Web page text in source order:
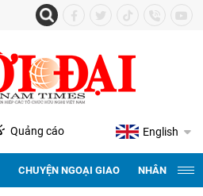
Quảng cáo English
CHUYỆN NGOẠI GIAO NHÂN